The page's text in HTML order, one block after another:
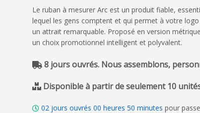
Le ruban à mesurer Arc est un produit fiable,
lequel les gens comptent et qui permet à votre
un attrait remarquable. Proposé en version
un choix promotionnel intelligent et polyvalent.
8 jours ouvrés. Nous assemblons,
Disponible à partir de seulement 10
02 jours ouvrés 00 heures 50 minutes pour